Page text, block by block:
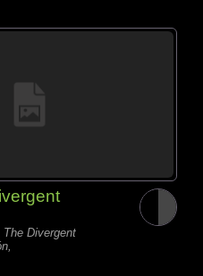
Divergent